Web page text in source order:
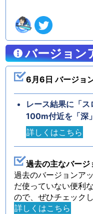
バージョン
6月6日 バージョ
レース結果に「
100m付近を「深
詳しくはこちら
過去の主なバージ
過去のバージョンア
だ使っていない便利
ので、ぜひチェック
詳しくはこちら